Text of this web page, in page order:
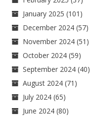
January 2025 (101)
December 2024 (57)
November 2024 (51)
October 2024 (59)
September 2024 (40)
August 2024 (71)
July 2024 (65)
June 2024 (80)